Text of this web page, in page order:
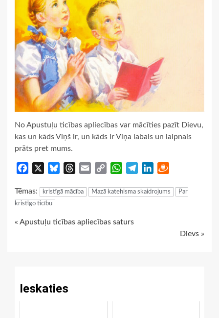
No Apustuļu ticības apliecības var mācīties pazīt Dievu,
kas un kāds Viņš ir, un kāds ir Viņa labais un laipnais
prāts pret mums.
Facebook BlueskyThreads
Email
Copy
WhatsApp
TelegramLinkedIn
Tēmas: kristīgā mācība Mazā katehisma skaidrojums
Par
kristīgo ticību
Continue
« Apustuļu ticības apliecības saturs
Dievs »
Ieskaties